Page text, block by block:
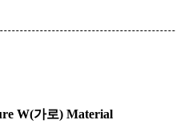
W(가로) Material